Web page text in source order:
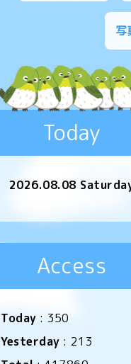
写
Today
2026.08.08
Access
Today : 350
Yesterday : 213